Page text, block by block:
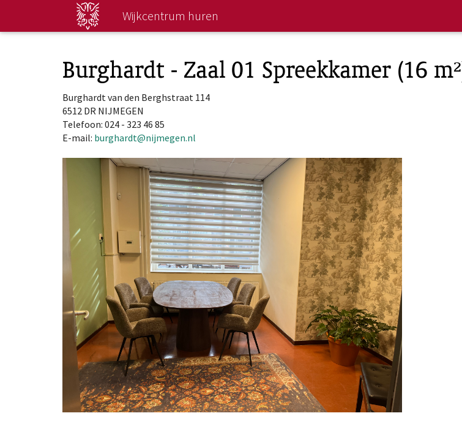
naar
Wijkcentrum huren
Burghardt - Zaal 01 Spreekkamer (16
Burghardt van den Berghstraat 114
6512 DR NIJMEGEN
Telefoon: 024 - 323 46 85
E-mail: burghardt@nijmegen.nl